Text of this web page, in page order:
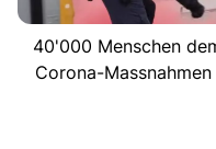
40'000 Menschen
Corona-